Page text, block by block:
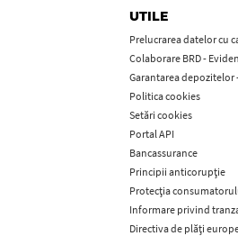
UTILE
Prelucrarea datelor cu
Colaborare BRD -
Garantarea depozitelor
Politica cookies
Setări cookies
Portal API
Bancassurance
Principii anticorupţie
Protecţia
Informare privind
Directiva de plăți